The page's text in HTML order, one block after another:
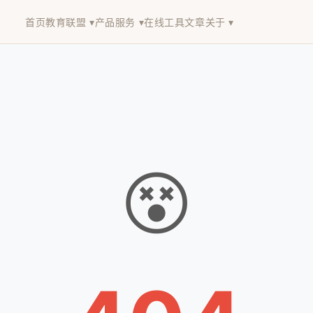
首页教育联盟 ▾产品服务 ▾在线工具文章关于 ▾
😵